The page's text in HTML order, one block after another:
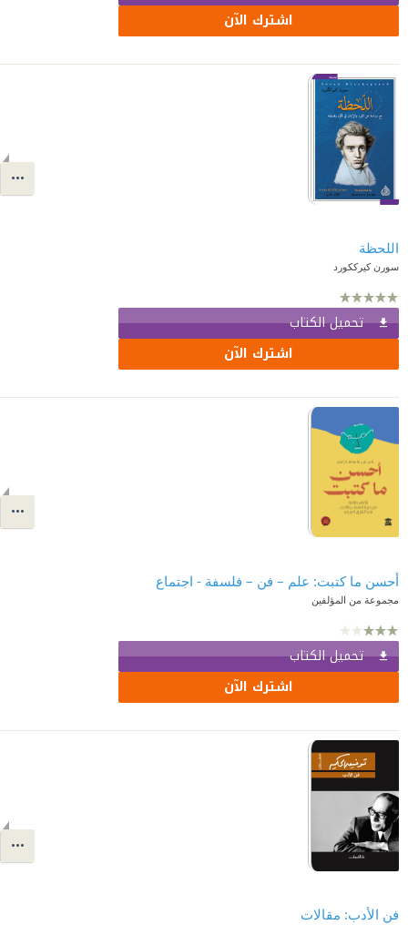
اشترك الآن
اللحظة
سورن كيرككورد
تحميل الكتاب
اشترك الآن
أحسن ما كتبت: علم – فن – فلسفة - اجتماع
مجموعة من المؤلفين
تحميل الكتاب
اشترك الآن
فن الأدب: مقالات